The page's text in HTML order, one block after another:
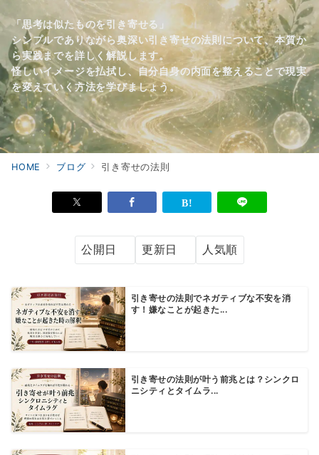
「思考は似たものを引き寄せる」
シンプルでありながら奥深い引き寄せの法則について、本質か
ら実践までを詳しく解説します。
怪しいイメージを払拭し、自分自身の内面を整えることで現実
を変えていく方法を学びましょう。
HOME ブログ 引き寄せの法則
引き寄せの法則でネガティブな不安を消
す！嫌なことが起きた...
引き寄せの法則が叶う前兆とは？シンクロ
ニシティとタイムラ...